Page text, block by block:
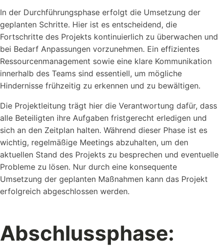
In der Durchführungsphase erfolgt die Umsetzung der
geplanten Schritte. Hier ist es entscheidend, die
Fortschritte des Projekts kontinuierlich zu überwachen und
bei Bedarf Anpassungen vorzunehmen. Ein effizientes
Ressourcenmanagement sowie eine klare Kommunikation
innerhalb des Teams sind essentiell, um mögliche
Hindernisse frühzeitig zu erkennen und zu bewältigen.
Die Projektleitung trägt hier die Verantwortung dafür, dass
alle Beteiligten ihre Aufgaben fristgerecht erledigen und
sich an den Zeitplan halten. Während dieser Phase ist es
wichtig, regelmäßige Meetings abzuhalten, um den
aktuellen Stand des Projekts zu besprechen und eventuelle
Probleme zu lösen. Nur durch eine konsequente
Umsetzung der geplanten Maßnahmen kann das Projekt
erfolgreich abgeschlossen werden.
Abschlussphase: